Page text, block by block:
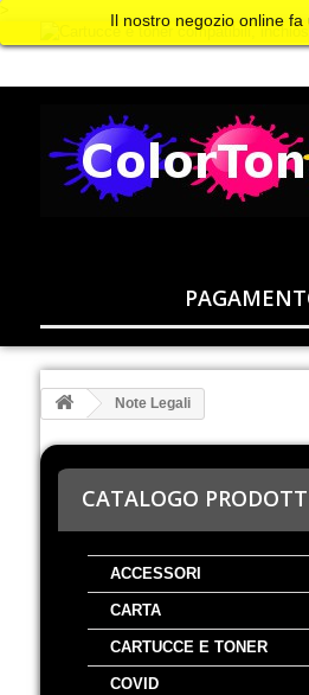
Il nostro negozio online fa
Note Legali
CATALOGO
ACCESSORI
CARTA
CARTUCCE E TONER
COVID